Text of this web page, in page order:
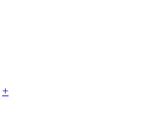
+